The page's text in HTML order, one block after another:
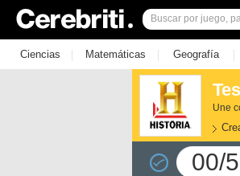
Ciencias | Matemáticas | Geografía |
Une
00/